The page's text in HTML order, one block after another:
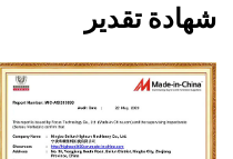
شهادة تقدير